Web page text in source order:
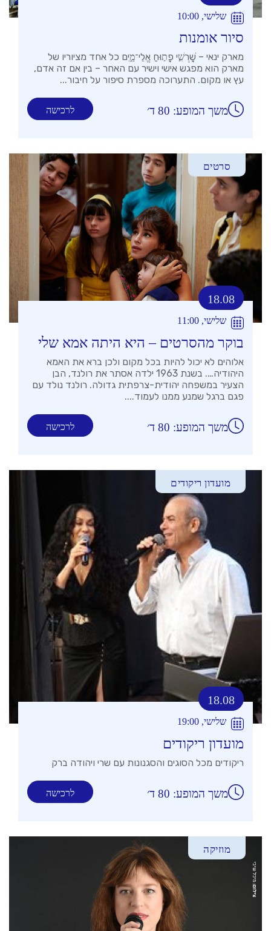
שלישי, 10:00
סיור אומנות
מארק ינאי – שׇׁרְשִׁ֣י פָת֣וּחַ אֱלֵי־מָ֑יִם כל אחד מציוריו של
מארק הוא מפגש אישי וישיר עם האחר – בין אם זה אדם,
עץ או מקום. התערוכה מספרת סיפור על חיבור...
לרכישה משך המופע: 80 ד׳
סרטים
18.08
שלישי, 11:00
בוקר מהסרטים – היא היתה אמא שלי
אלוהים לא יכול להיות בכל מקום ולכן ברא את האמא
היהודיה…. בשנת 1963 ילדה אסתר את רולנד, הבן
הצעיר במשפחה יהודית-צרפתית גדולה. רולנד נולד עם
פגם ברגל שמנע ממנו לעמוד....
לרכישה משך המופע: 80 ד׳
מועדון ריקודים
18.08
שלישי, 19:00
מועדון ריקודים
ריקודים מכל הסוגים והסגנונות עם שרי ויהודה ברק
לרכישה משך המופע: 80 ד׳
מוזיקה